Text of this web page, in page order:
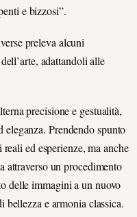
e bizzosi”.
preleva alcuni
adattandoli alle
precisione e gestualità,
eleganza. Prendendo spunto
ed esperienze, ma anche
attraverso un procedimento
delle immagini a un nuovo
bellezza e armonia classica.